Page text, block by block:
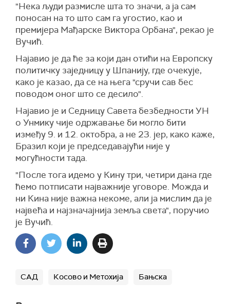
"Нека људи размисле шта то значи, а ја сам
поносан на то што сам га угостио, као и
премијера Мађарске Виктора Орбана", рекао је
Вучић.
Најавио је да ће за који дан отићи на Европску
политичку заједницу у Шпанију, где очекује,
како је казао, да се на њега "сручи сав бес
поводом оног што се десило".
Најавио је и Седницу Савета безбедности УН
о Унмику чије одржавање би могло бити
између 9. и 12. октобра, а не 23. јер, како каже,
Бразил који је председавајући није у
могућности тада.
"После тога идемо у Кину три, четири дана где
ћемо потписати најважније уговоре. Можда и
ни Кина није важна некоме, али ја мислим да је
највећа и најзначајнија земља света", поручио
је Вучић.
САД Косово и Метохија Бањска